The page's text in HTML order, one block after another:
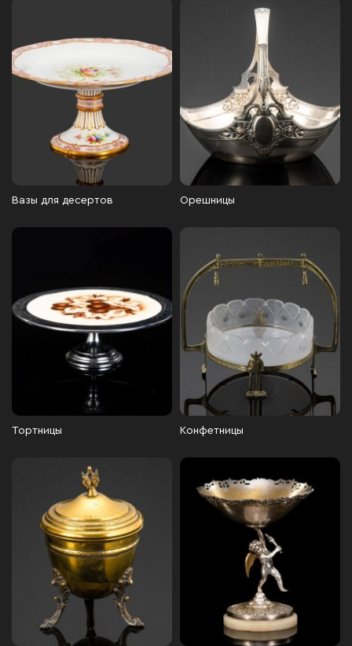
Вазы для десертов Орешницы
Тортницы Конфетницы